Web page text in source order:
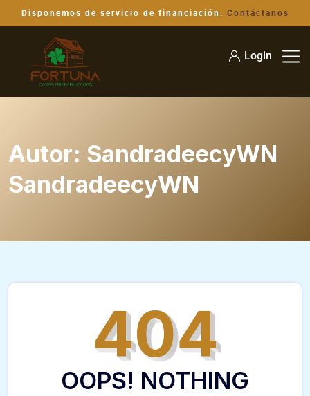
Disponemos de servicio de financiación. Contáctanos
Login
Autor: SandradeecyWN
SandradeecyWN
404
OOPS! NOTHING